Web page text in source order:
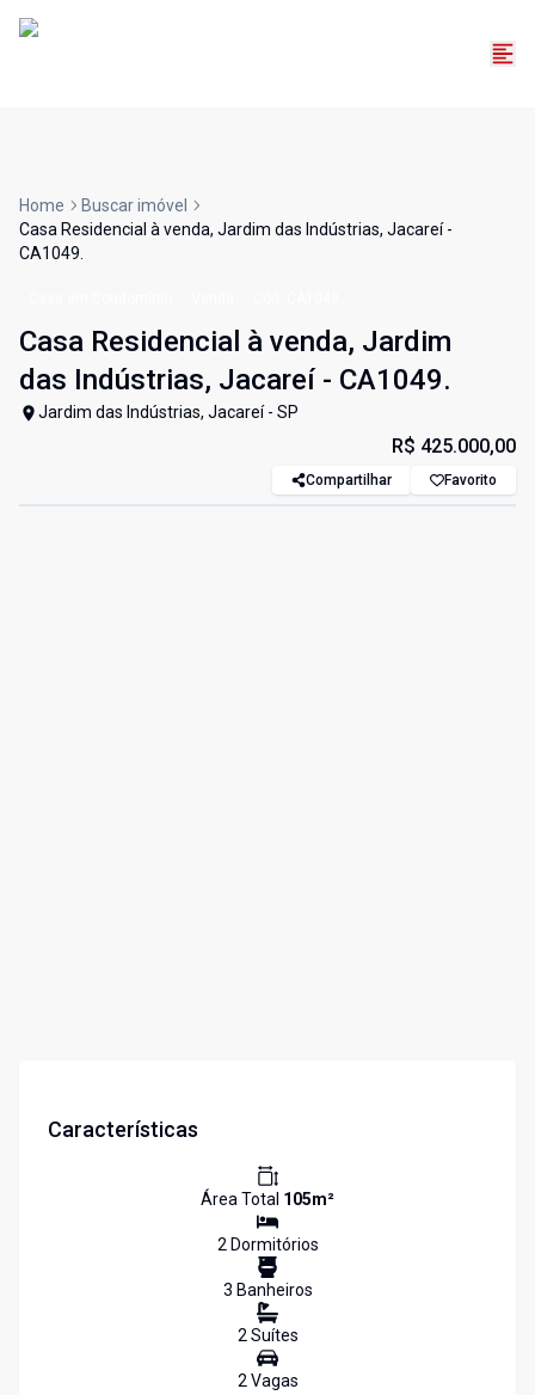
Home
Buscar imóvel
Casa Residencial à venda, Jardim das Indústrias, Jacareí -
CA1049.
Casa Residencial à venda, Jardim
das Indústrias, Jacareí - CA1049.
Jardim das Indústrias, Jacareí - SP
R$ 425.000,00
Compartilhar Favorito
Características
Área Total 105m²
2Dormitórios
3 Banheiros
2Suítes
2Vagas